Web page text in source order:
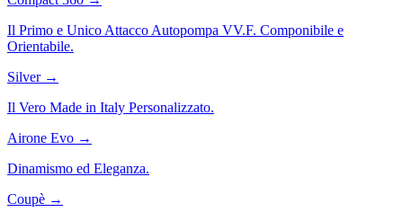
Il Primo e Unico Attacco Autopompa VV.F. Componibile e
Orientabile.
Silver →
Il Vero Made in Italy Personalizzato.
Airone Evo →
Dinamismo ed Eleganza.
Coupè →